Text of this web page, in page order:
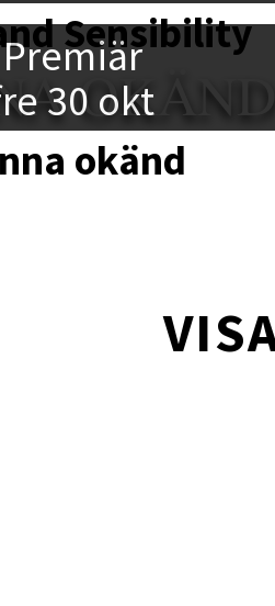
Sensibility
OKÄND
Premiär
30 okt
okänd